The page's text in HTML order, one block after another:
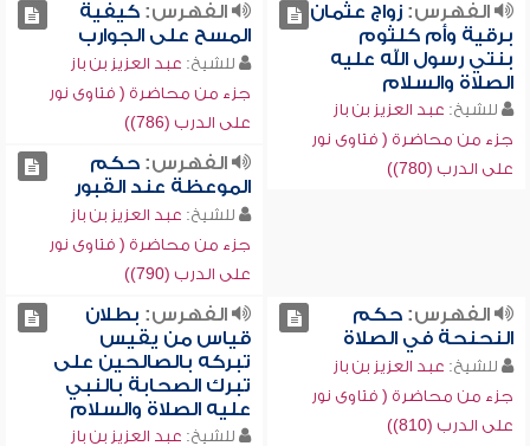
الفهرس:زواج عثمان
برقية وأم كلثوم
بنتي رسول الله عليه
الصلاة والسلام
للشيخ: عبد العزيز بن باز
جزء من محاضرة ( فتاوى نور
على الدرب (780))
الفهرس:كيفية
المسح على الجوارب
للشيخ: عبد العزيز بن باز
جزء من محاضرة ( فتاوى نور
على الدرب (786))
الفهرس:حكم
الموعظة عند القبور
للشيخ: عبد العزيز بن باز
جزء من محاضرة ( فتاوى نور
على الدرب (790))
الفهرس:حكم
النحنحة في الصلاة
للشيخ: عبد العزيز بن باز
جزء من محاضرة ( فتاوى نور
على الدرب (810))
الفهرس: بطلان
قياس من يقيس
تبركه بالصالحين على
تبرك الصحابة بالنبي
عليه الصلاة والسلام
للشيخ: عبد العزيز بن باز